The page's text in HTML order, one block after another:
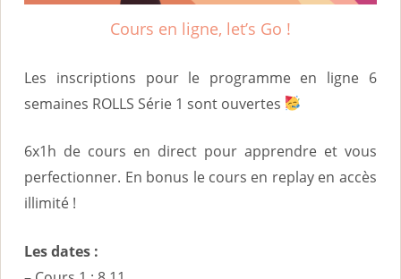
Cours en ligne, let’s Go !
Les inscriptions pour le programme en ligne 6
semaines ROLLS Série 1 sont ouvertes
6x1h de cours en direct pour apprendre et vous
perfectionner. En bonus le cours en replay en accès
illimité !
Les dates :